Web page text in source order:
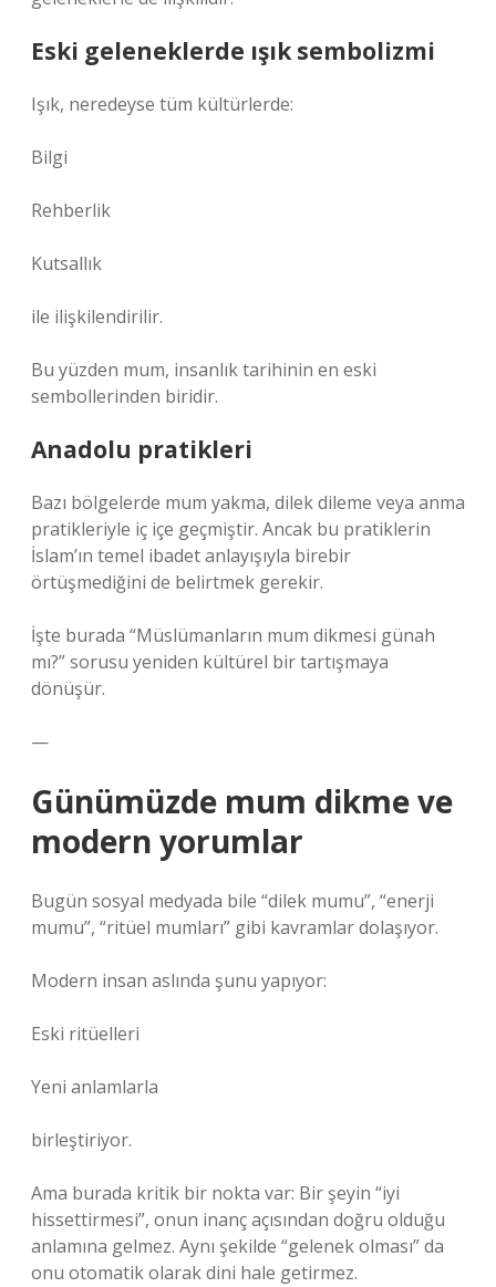
Eski geleneklerde ışık sembolizmi
Işık, neredeyse tüm kültürlerde:
Bilgi
Rehberlik
Kutsallık
ile ilişkilendirilir.
Bu yüzden mum, insanlık tarihinin en eski
sembollerinden biridir.
Anadolu pratikleri
Bazı bölgelerde mum yakma, dilek dileme veya anma
pratikleriyle iç içe geçmiştir. Ancak bu pratiklerin
İslam’ın temel ibadet anlayışıyla birebir
örtüşmediğini de belirtmek gerekir.
İşte burada “Müslümanların mum dikmesi günah
mı?” sorusu yeniden kültürel bir tartışmaya
dönüşür.
—
Günümüzde mum dikme ve
modern yorumlar
Bugün sosyal medyada bile “dilek mumu”, “enerji
mumu”, “ritüel mumları” gibi kavramlar dolaşıyor.
Modern insan aslında şunu yapıyor:
Eski ritüelleri
Yeni anlamlarla
birleştiriyor.
Ama burada kritik bir nokta var: Bir şeyin “iyi
hissettirmesi”, onun inanç açısından doğru olduğu
anlamına gelmez. Aynı şekilde “gelenek olması” da
onu otomatik olarak dini hale getirmez.